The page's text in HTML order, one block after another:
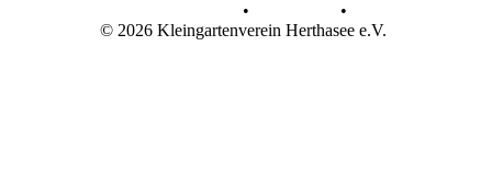
•
•
© 2026 Kleingartenverein Herthasee e.V.